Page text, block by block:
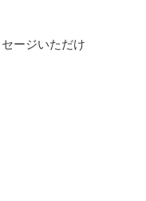
ージいただけ